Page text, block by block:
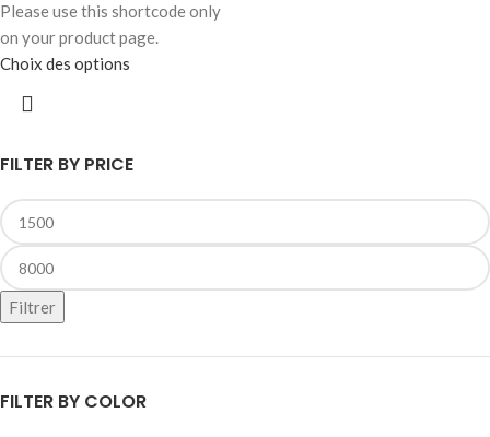
FILTER BY PRICE
Filtrer
FILTER BY COLOR
Please use this shortcode only
on your product page.
Choix des options